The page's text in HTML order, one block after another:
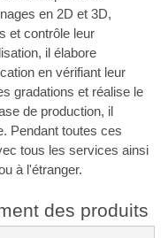
en 2D et 3D,
et contrôle leur
il élabore
en vérifiant leur
gradations et réalise le
de production, il
Pendant toutes ces
tous les services ainsi
à l'étranger.
des produits